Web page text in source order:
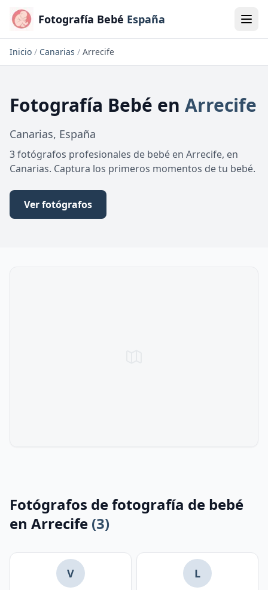
Fotografía Bebé España
Inicio / Canarias / Arrecife
Fotografía Bebé en Arrecife
Canarias, España
3 fotógrafos profesionales de bebé en Arrecife, en
Canarias. Captura los primeros momentos de tu bebé.
Ver fotógrafos
Fotógrafos de fotografía de bebé
en Arrecife (3)
V L